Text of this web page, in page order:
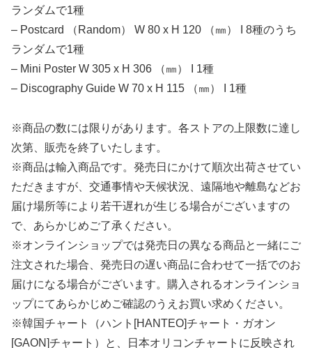
ランダムで1種
– Postcard （Random） W 80 x H 120 （㎜） I 8種のうち
ランダムで1種
– Mini Poster W 305 x H 306 （㎜） I 1種
– Discography Guide W 70 x H 115 （㎜） I 1種
※商品の数には限りがあります。各ストアの上限数に達し
次第、販売を終了いたします。
※商品は輸入商品です。発売日にかけて順次出荷させてい
ただきますが、交通事情や天候状況、遠隔地や離島などお
届け場所等により若干遅れが生じる場合がございますの
で、あらかじめご了承ください。
※オンラインショップでは発売日の異なる商品と一緒にご
注文された場合、発売日の遅い商品に合わせて一括でのお
届けになる場合がございます。購入されるオンラインショ
ップにてあらかじめご確認のうえお買い求めください。
※韓国チャート（ハント[HANTEO]チャート・ガオン
[GAON]チャート）と、日本オリコンチャートに反映され